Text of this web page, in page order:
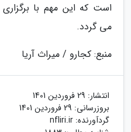
است که این مهم با
می گردد.
منبع: کجارو / میراث آریا
انتشار: 29 فروردین 1401
بروزرسانی: 29 فروردین 1401
گردآورنده: nfliri.ir